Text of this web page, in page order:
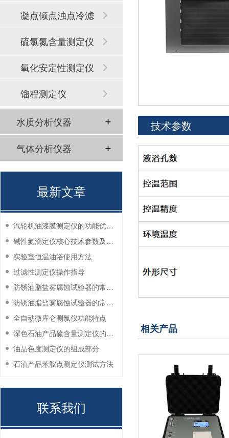
技术参数
相关产品
凝点倾点浊点冷滤
点
硫氯氮含量测定仪
氧化安定性测定仪
馏程测定仪
水质分析仪器
气体分析仪器
最新文章
汽轮机油漆膜测定仪的功能优势有哪些？
碱性氮滴定仪核心技术参数及应用说明
实验室恒温油浴使用方法
过滤性测定仪操作指导
防锈油脂盐雾腐蚀试验器的常见故障与解决方法
防锈油脂盐雾腐蚀试验器的常见故障与解决方法
全自动微库仑测氯仪功能特点
深色石油产品硫含量测定仪的工作环境要求
油品色度测定仪的组成部分
石油产品苯胺点测定仪测试方法
联系我们